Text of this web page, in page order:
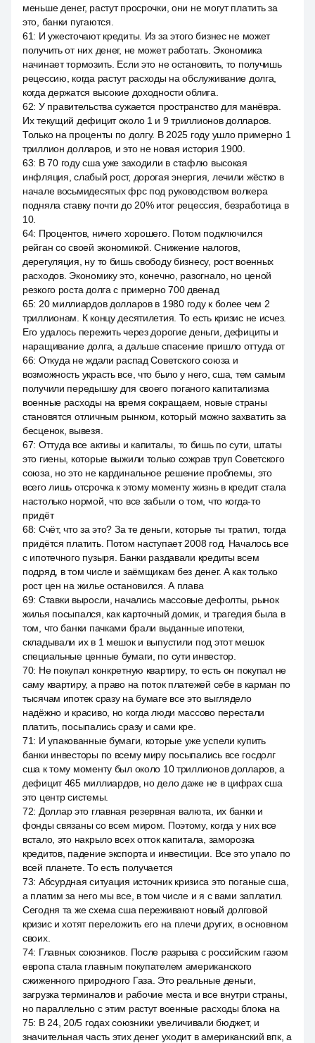
меньше денег, растут просрочки, они не могут платить за
это, банки пугаются.
61: И ужесточают кредиты. Из за этого бизнес не может
получить от них денег, не может работать. Экономика
начинает тормозить. Если это не остановить, то получишь
рецессию, когда растут расходы на обслуживание долга,
когда держатся высокие доходности облига.
62: У правительства сужается пространство для манёвра.
Их текущий дефицит около 1 и 9 триллионов долларов.
Только на проценты по долгу. В 2025 году ушло примерно 1
триллион долларов, и это не новая история 1900.
63: В 70 году сша уже заходили в стафлю высокая
инфляция, слабый рост, дорогая энергия, лечили жёстко в
начале восьмидесятых фрс под руководством волкера
подняла ставку почти до 20% итог рецессия, безработица в
10.
64: Процентов, ничего хорошего. Потом подключился
рейган со своей экономикой. Снижение налогов,
дерегуляция, ну то бишь свободу бизнесу, рост военных
расходов. Экономику это, конечно, разогнало, но ценой
резкого роста долга с примерно 700 двенад
65: 20 миллиардов долларов в 1980 году к более чем 2
триллионам. К концу десятилетия. То есть кризис не исчез.
Его удалось пережить через дорогие деньги, дефициты и
наращивание долга, а дальше спасение пришло оттуда от
66: Откуда не ждали распад Советского союза и
возможность украсть все, что было у него, сша, тем самым
получили передышку для своего поганого капитализма
военные расходы на время сокращаем, новые страны
становятся отличным рынком, который можно захватить за
бесценок, вывезя.
67: Оттуда все активы и капиталы, то бишь по сути, штаты
это гиены, которые выжили только сожрав труп Советского
союза, но это не кардинальное решение проблемы, это
всего лишь отсрочка к этому моменту жизнь в кредит стала
настолько нормой, что все забыли о том, что когда-то
придёт
68: Счёт, что за это? За те деньги, которые ты тратил, тогда
придётся платить. Потом наступает 2008 год. Началось все
с ипотечного пузыря. Банки раздавали кредиты всем
подряд, в том числе и заёмщикам без денег. А как только
рост цен на жилье остановился. А плава
69: Ставки выросли, начались массовые дефолты, рынок
жилья посыпался, как карточный домик, и трагедия была в
том, что банки пачками брали выданные ипотеки,
складывали их в 1 мешок и выпустили под этот мешок
специальные ценные бумаги, по сути инвестор.
70: Не покупал конкретную квартиру, то есть он покупал не
саму квартиру, а право на поток платежей себе в карман по
тысячам ипотек сразу на бумаге все это выглядело
надёжно и красиво, но когда люди массово перестали
платить, посыпались сразу и сами кре.
71: И упакованные бумаги, которые уже успели купить
банки инвесторы по всему миру посыпались все госдолг
сша к тому моменту был около 10 триллионов долларов, а
дефицит 465 миллиардов, но дело даже не в цифрах сша
это центр системы.
72: Доллар это главная резервная валюта, их банки и
фонды связаны со всем миром. Поэтому, когда у них все
встало, это накрыло всех отток капитала, заморозка
кредитов, падение экспорта и инвестиции. Все это упало по
всей планете. То есть получается
73: Абсурдная ситуация источник кризиса это поганые сша,
а платим за него мы все, в том числе и я с вами заплатил.
Сегодня та же схема сша переживают новый долговой
кризис и хотят переложить его на плечи других, в основном
своих.
74: Главных союзников. После разрыва с российским газом
европа стала главным покупателем американского
сжиженного природного Газа. Это реальные деньги,
загрузка терминалов и рабочие места и все внутри страны,
но параллельно с этим растут военные расходы блока на
75: В 24, 20/5 годах союзники увеличивали бюджет, и
значительная часть этих денег уходит в американский впк, а